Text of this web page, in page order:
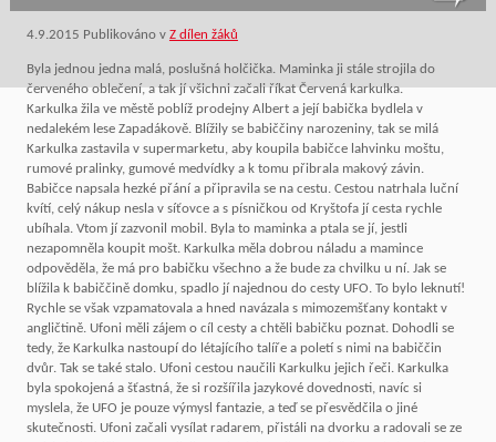
4.9.2015 Publikováno v Z dílen žáků
Byla jednou jedna malá, poslušná holčička. Maminka ji stále strojila do
červeného oblečení, a tak jí všichni začali říkat Červená karkulka.
Karkulka žila ve městě poblíž prodejny Albert a její babička bydlela v
nedalekém lese Zapadákově. Blížily se babiččiny narozeniny, tak se milá
Karkulka zastavila v supermarketu, aby koupila babičce lahvinku moštu,
rumové pralinky, gumové medvídky a k tomu přibrala makový závin.
Babičce napsala hezké přání a připravila se na cestu. Cestou natrhala luční
kvítí, celý nákup nesla v síťovce a s písničkou od Kryštofa jí cesta rychle
ubíhala. Vtom jí zazvonil mobil. Byla to maminka a ptala se jí, jestli
nezapomněla koupit mošt. Karkulka měla dobrou náladu a mamince
odpověděla, že má pro babičku všechno a že bude za chvilku u ní. Jak se
blížila k babiččině domku, spadlo jí najednou do cesty UFO. To bylo leknutí!
Rychle se však vzpamatovala a hned navázala s mimozemšťany kontakt v
angličtině. Ufoni měli zájem o cíl cesty a chtěli babičku poznat. Dohodli se
tedy, že Karkulka nastoupí do létajícího talíře a poletí s nimi na babiččin
dvůr. Tak se také stalo. Ufoni cestou naučili Karkulku jejich řeči. Karkulka
byla spokojená a šťastná, že si rozšířila jazykové dovednosti, navíc si
myslela, že UFO je pouze výmysl fantazie, a teď se přesvědčila o jiné
skutečnosti. Ufoni začali vysílat radarem, přistáli na dvorku a radovali se ze